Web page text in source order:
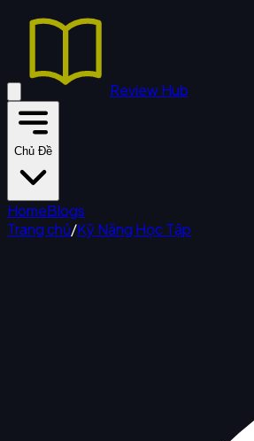
Review Hub
Chủ Đề
HomeBlogs
Trang chủ/Kỹ Năng Học Tập